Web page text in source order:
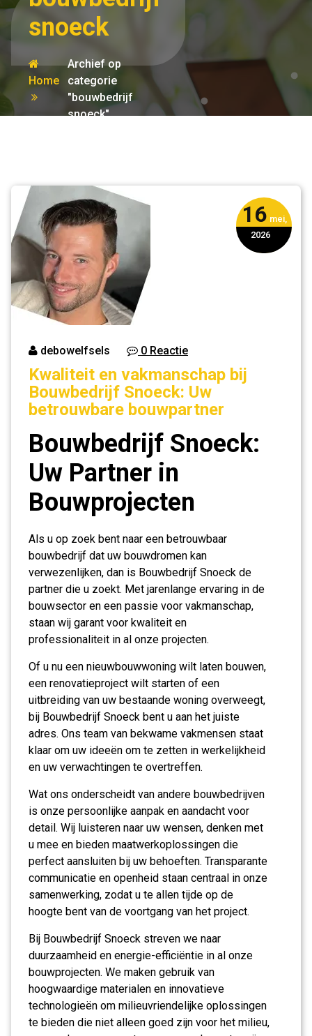
snoeck
Home
Archief op
categorie
"bouwbedrijf
snoeck"
16 mei,
2026
debowelfsels 0 Reactie
Kwaliteit en vakmanschap bij
Bouwbedrijf Snoeck: Uw
betrouwbare bouwpartner
Bouwbedrijf Snoeck:
Uw Partner in
Bouwprojecten
Als u op zoek bent naar een betrouwbaar
bouwbedrijf dat uw bouwdromen kan
verwezenlijken, dan is Bouwbedrijf Snoeck de
partner die u zoekt. Met jarenlange ervaring in de
bouwsector en een passie voor vakmanschap,
staan wij garant voor kwaliteit en
professionaliteit in al onze projecten.
Of u nu een nieuwbouwwoning wilt laten bouwen,
een renovatieproject wilt starten of een
uitbreiding van uw bestaande woning overweegt,
bij Bouwbedrijf Snoeck bent u aan het juiste
adres. Ons team van bekwame vakmensen staat
klaar om uw ideeën om te zetten in werkelijkheid
en uw verwachtingen te overtreffen.
Wat ons onderscheidt van andere bouwbedrijven
is onze persoonlijke aanpak en aandacht voor
detail. Wij luisteren naar uw wensen, denken met
u mee en bieden maatwerkoplossingen die
perfect aansluiten bij uw behoeften. Transparante
communicatie en openheid staan centraal in onze
samenwerking, zodat u te allen tijde op de
hoogte bent van de voortgang van het project.
Bij Bouwbedrijf Snoeck streven we naar
duurzaamheid en energie-efficiëntie in al onze
bouwprojecten. We maken gebruik van
hoogwaardige materialen en innovatieve
technologieën om milieuvriendelijke oplossingen
te bieden die niet alleen goed zijn voor het milieu,